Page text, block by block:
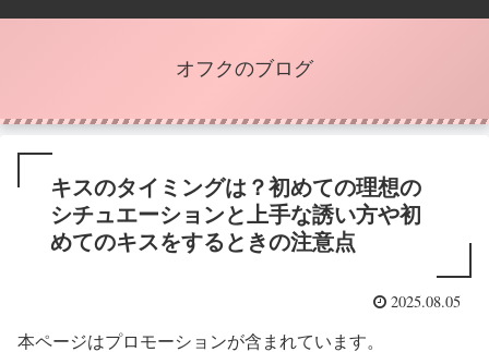
オフクのブログ
キスのタイミングは？初めての理想の
シチュエーションと上手な誘い方や初
めてのキスをするときの注意点
2025.08.05
本ページはプロモーションが含まれています。